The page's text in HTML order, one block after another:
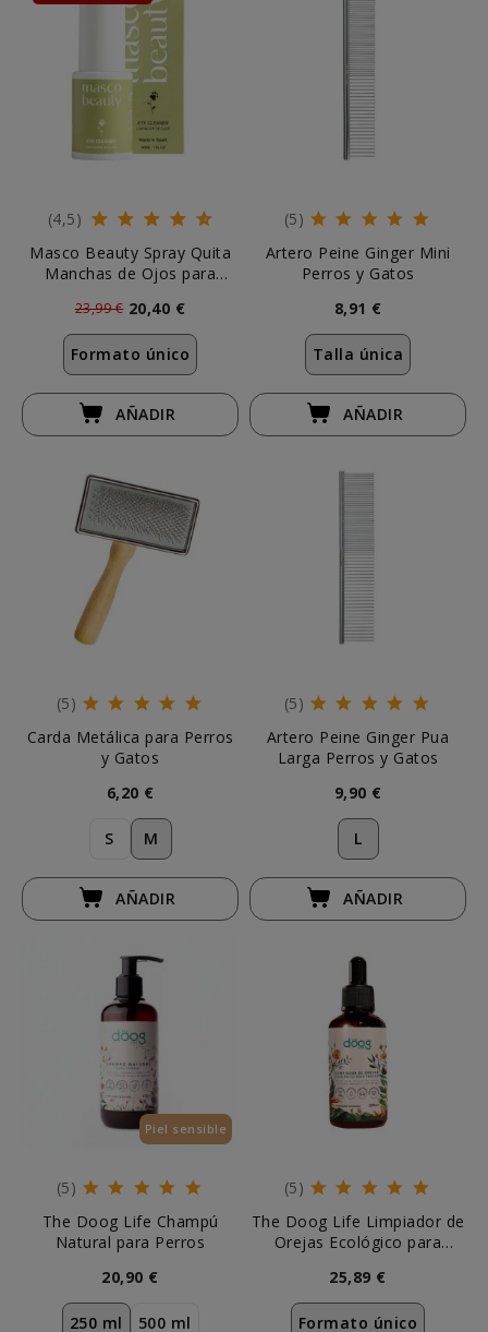
(4,5)
Masco Beauty Spray Quita
Manchas de Ojos para
23,99 € 20,40 €
Formato único
AÑADIR
(5)
Artero Peine Ginger Mini
Perros y Gatos
8,91 €
Talla única
AÑADIR
(5)
Carda Metálica para Perros
y Gatos
6,20 €
S M
AÑADIR
(5)
Artero Peine Ginger Pua
Larga Perros y Gatos
9,90 €
L
AÑADIR
Piel sensible
(5)
The Doog Life Champú
Natural para Perros
20,90 €
250 ml 500 ml
(5)
The Doog Life Limpiador de
Orejas Ecológico para
25,89 €
Formato único